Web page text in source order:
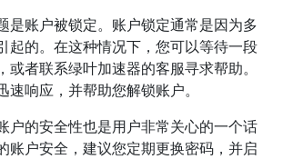
是账户被锁定。账户锁定通常是因为多
起的。在这种情况下，您可以等待一段
或者联系绿叶加速器的客服寻求帮助。
速响应，并帮助您解锁账户。
户的安全性也是用户非常关心的一个话
账户安全，建议您定期更换密码，并启